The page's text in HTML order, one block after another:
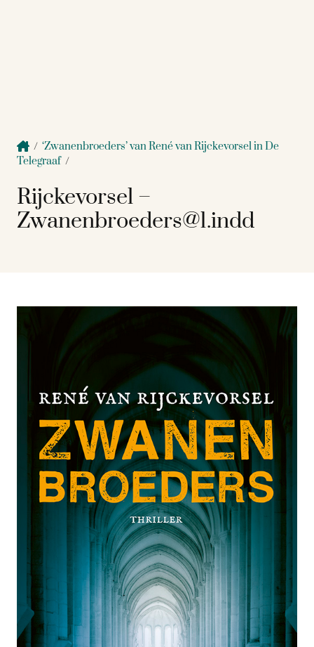
/ ‘Zwanenbroeders’ van René van Rijckevorsel in De
Telegraaf/
Rijckevorsel –
Zwanenbroeders@1.indd